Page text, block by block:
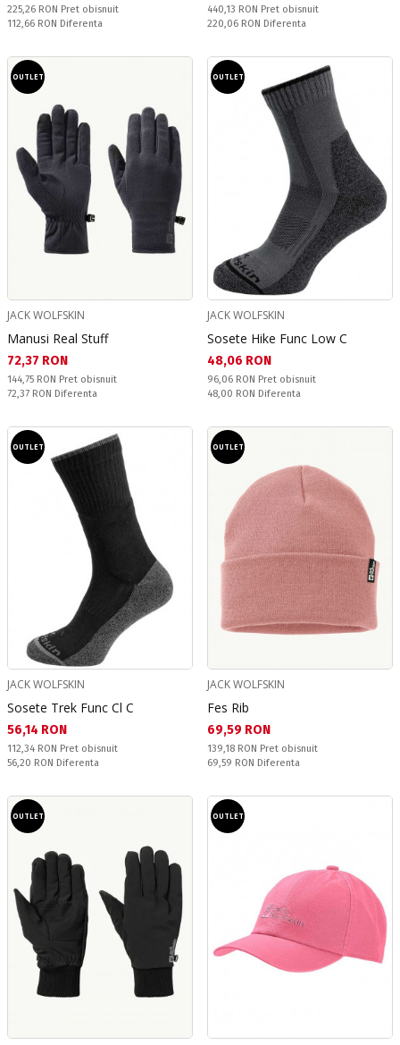
Pret obisnuit:
225,26 RON Pret obisnuit
Спестявате:
112,66 RON Diferenta
Pret obisnuit:
440,13 RON Pret obisnuit
Спестявате:
220,06 RON Diferenta
OUTLET
JACK WOLFSKIN
Manusi Real Stuff
Текуща цена:
72,37 RON
Pret obisnuit:
144,75 RON Pret obisnuit
Спестявате:
72,37 RON Diferenta
OUTLET
JACK WOLFSKIN
Sosete Hike Func Low C
Текуща цена:
48,06 RON
Pret obisnuit:
96,06 RON Pret obisnuit
Спестявате:
48,00 RON Diferenta
OUTLET
JACK WOLFSKIN
Sosete Trek Func Cl C
Текуща цена:
56,14 RON
Pret obisnuit:
112,34 RON Pret obisnuit
Спестявате:
56,20 RON Diferenta
OUTLET
JACK WOLFSKIN
Fes Rib
Текуща цена:
69,59 RON
Pret obisnuit:
139,18 RON Pret obisnuit
Спестявате:
69,59 RON Diferenta
OUTLET OUTLET